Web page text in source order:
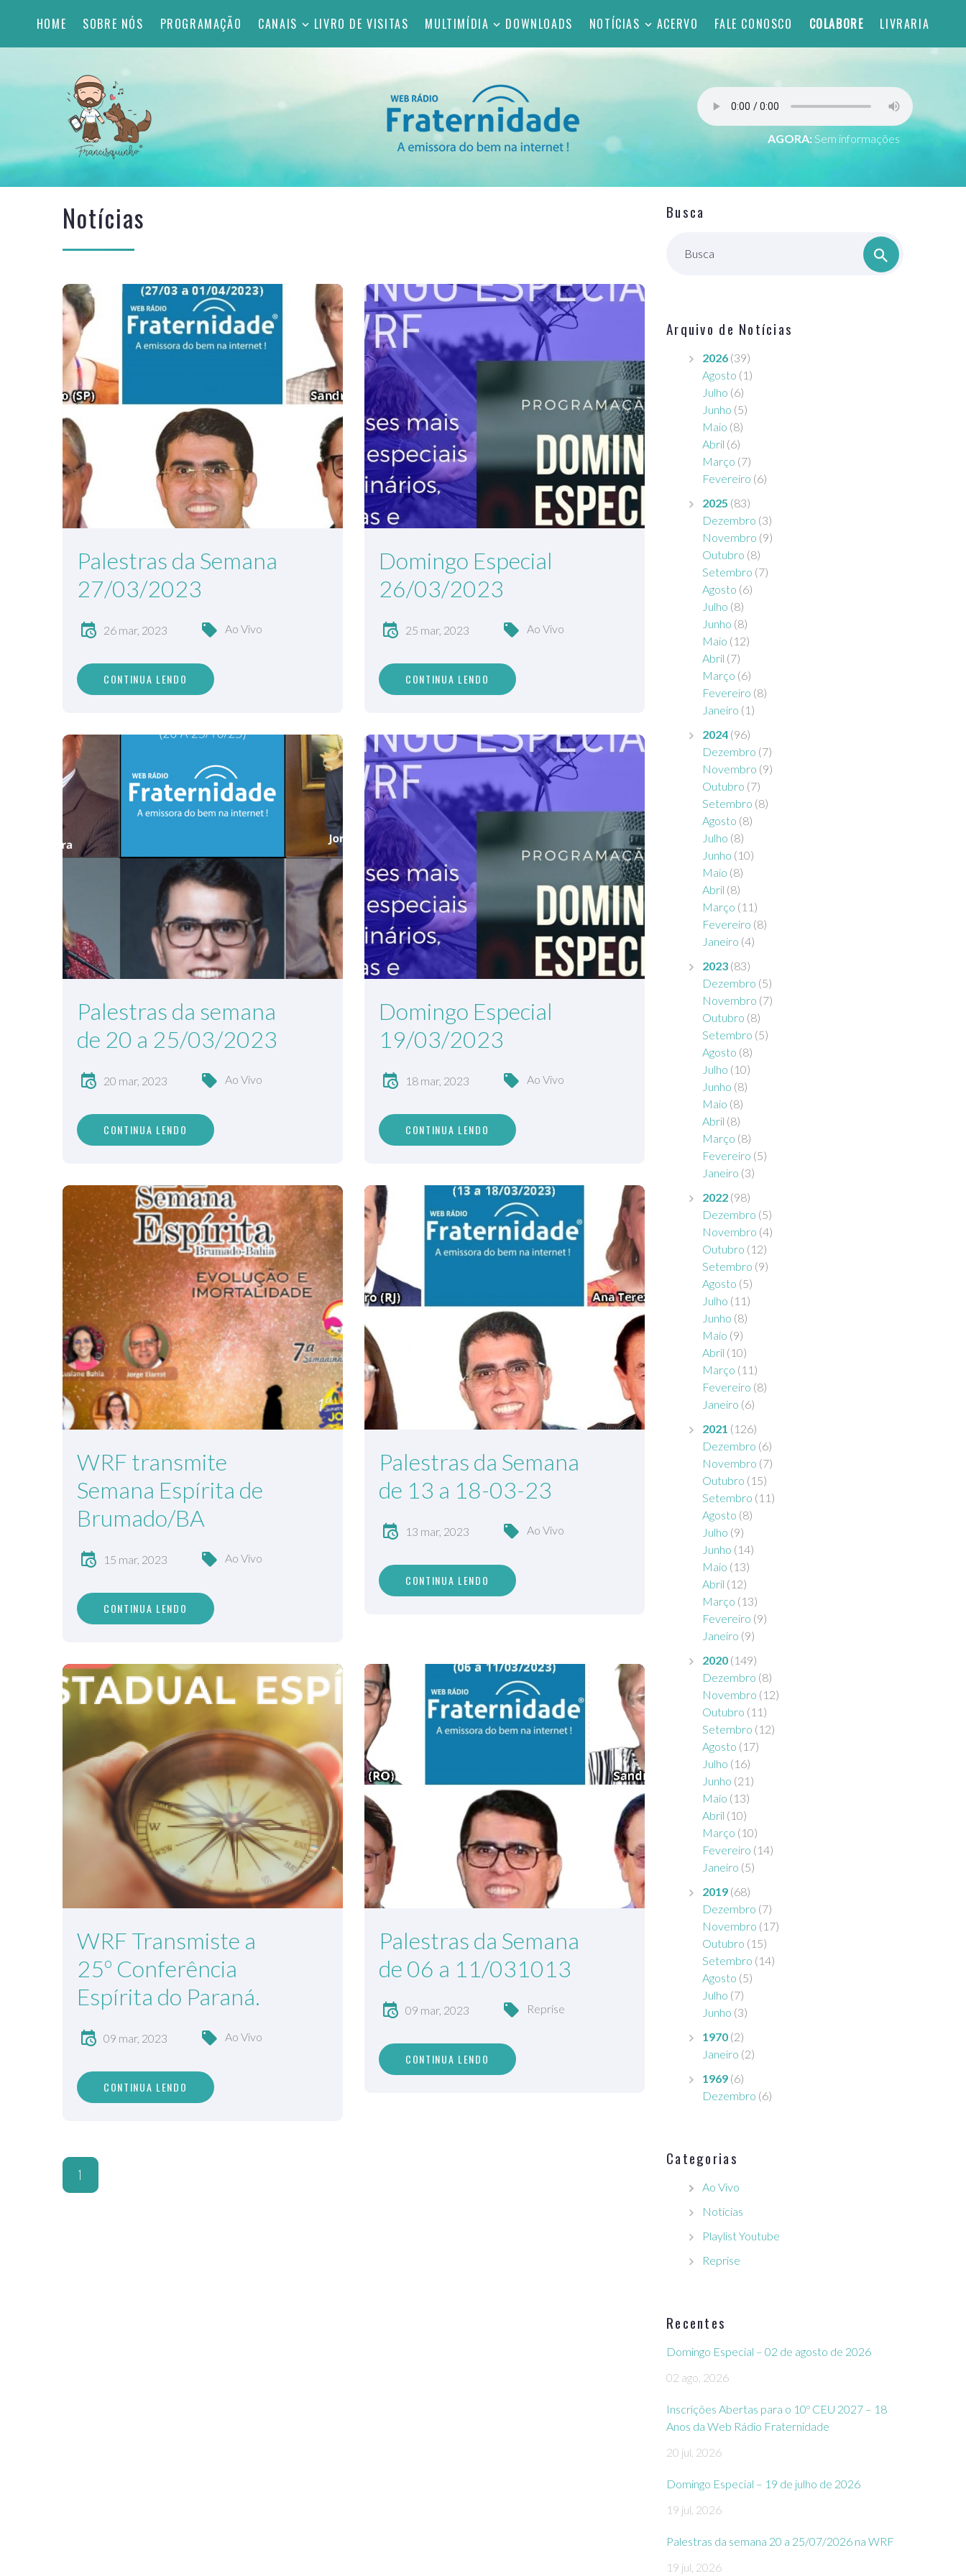
HOME SOBRE NÓS PROGRAMAÇÃO CANAIS LIVRO DE VISITAS MULTIMÍDIA DOWNLOADS NOTÍCIAS ACERVO FALE CONOSCO COLABORE LIVRARIA
AGORA: Sem informações
Notícias
Palestras da Semana
27/03/2023
26 mar, 2023 Ao Vivo
CONTINUA LENDO
Domingo Especial
26/03/2023
25 mar, 2023 Ao Vivo
CONTINUA LENDO
Palestras da semana
de 20 a 25/03/2023
20 mar, 2023 Ao Vivo
CONTINUA LENDO
Domingo Especial
19/03/2023
18 mar, 2023 Ao Vivo
CONTINUA LENDO
WRF transmite
Semana Espírita de
Brumado/BA
15 mar, 2023 Ao Vivo
CONTINUA LENDO
Palestras da Semana
de 13 a 18-03-23
13 mar, 2023 Ao Vivo
CONTINUA LENDO
WRF Transmiste a
25º Conferência
Espírita do Paraná.
09 mar, 2023 Ao Vivo
CONTINUA LENDO
Palestras da Semana
de 06 a 11/031013
09 mar, 2023 Reprise
CONTINUA LENDO
1
Busca
Busca
Arquivo de Notícias
2026 (39)
Agosto (1)
Julho (6)
Junho (5)
Maio (8)
Abril (6)
Março (7)
Fevereiro (6)
2025 (83)
Dezembro (3)
Novembro (9)
Outubro (8)
Setembro (7)
Agosto (6)
Julho (8)
Junho (8)
Maio (12)
Abril (7)
Março (6)
Fevereiro (8)
Janeiro (1)
2024 (96)
Dezembro (7)
Novembro (9)
Outubro (7)
Setembro (8)
Agosto (8)
Julho (8)
Junho (10)
Maio (8)
Abril (8)
Março (11)
Fevereiro (8)
Janeiro (4)
2023 (83)
Dezembro (5)
Novembro (7)
Outubro (8)
Setembro (5)
Agosto (8)
Julho (10)
Junho (8)
Maio (8)
Abril (8)
Março (8)
Fevereiro (5)
Janeiro (3)
2022 (98)
Dezembro (5)
Novembro (4)
Outubro (12)
Setembro (9)
Agosto (5)
Julho (11)
Junho (8)
Maio (9)
Abril (10)
Março (11)
Fevereiro (8)
Janeiro (6)
2021 (126)
Dezembro (6)
Novembro (7)
Outubro (15)
Setembro (11)
Agosto (8)
Julho (9)
Junho (14)
Maio (13)
Abril (12)
Março (13)
Fevereiro (9)
Janeiro (9)
2020 (149)
Dezembro (8)
Novembro (12)
Outubro (11)
Setembro (12)
Agosto (17)
Julho (16)
Junho (21)
Maio (13)
Abril (10)
Março (10)
Fevereiro (14)
Janeiro (5)
2019 (68)
Dezembro (7)
Novembro (17)
Outubro (15)
Setembro (14)
Agosto (5)
Julho (7)
Junho (3)
1970 (2)
Janeiro (2)
1969 (6)
Dezembro (6)
Categorias
Ao Vivo
Notícias
Playlist Youtube
Reprise
Recentes
Domingo Especial – 02 de agosto de 2026
02 ago, 2026
Inscrições Abertas para o 10º CEU 2027 – 18
Anos da Web Rádio Fraternidade
20 jul, 2026
Domingo Especial – 19 de julho de 2026
19 jul, 2026
Palestras da semana 20 a 25/07/2026 na WRF
19 jul, 2026